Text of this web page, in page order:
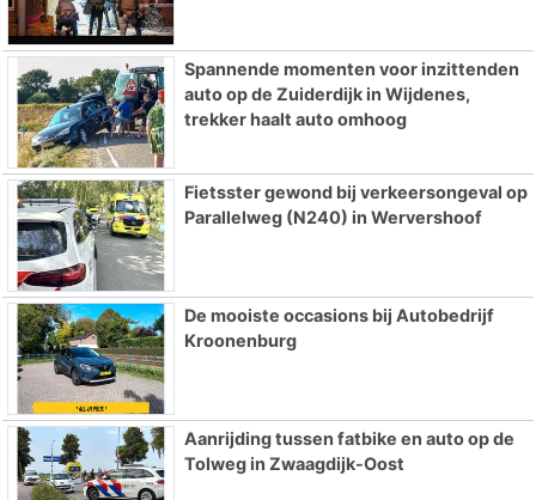
Spannende momenten voor inzittenden
auto op de Zuiderdijk in Wijdenes,
trekker haalt auto omhoog
Fietsster gewond bij verkeersongeval op
Parallelweg (N240) in Wervershoof
De mooiste occasions bij Autobedrijf
Kroonenburg
Aanrijding tussen fatbike en auto op de
Tolweg in Zwaagdijk-Oost